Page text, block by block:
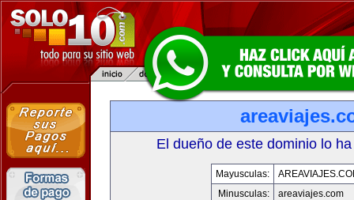
El dueño de este dominio lo
Mayusculas:
Minusculas:
areaviajes.com